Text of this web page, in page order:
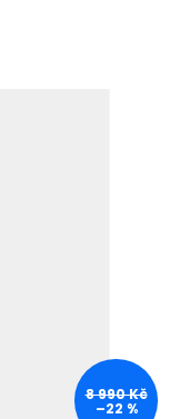
8 990 Kč
–22 %